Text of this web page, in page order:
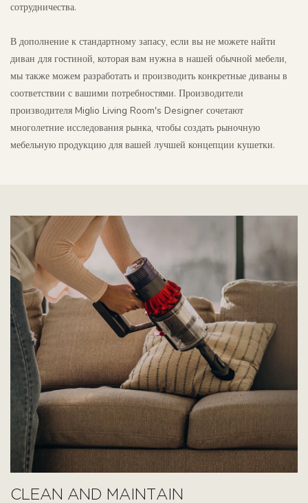
сотрудничества.
В дополнение к стандартному запасу, если вы не можете найти
диван для гостиной, которая вам нужна в нашей обычной мебели,
мы также можем разработать и производить конкретные диваны в
соответствии с вашими потребностями. Производители
производителя Miglio Living Room's Designer сочетают
многолетние исследования рынка, чтобы создать рыночную
мебельную продукцию для вашей лучшей концепции кушетки.
CLEAN AND MAINTAIN